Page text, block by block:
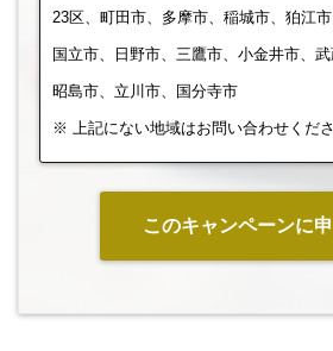
23区、町田市、多摩市、稲城市、狛江市
国立市、日野市、三鷹市、小金井市、武
昭島市、立川市、国分寺市
※ 上記にない地域はお問い合わせくださ
このキャンペーンに